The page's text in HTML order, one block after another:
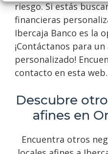
riesgo. Si estás
financieras
Ibercaja Banco es la
¡Contáctanos para
personalizado!
contacto en esta web.
Descubre
afines en
Encuentra otros